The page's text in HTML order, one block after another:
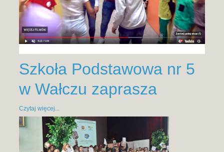
Szkoła Podstawowa nr 5
w Wałczu zaprasza
Czytaj więcej...